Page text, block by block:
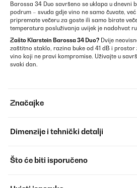
Barossa 34 Duo savršeno se uklapa u dnevni
podrum – svuda gdje vino ne samo čuvate,
pripremate večeru za goste ili samo birate
temperatura posluživanja uvijek je nadohvat
Zašto Klarstein Barossa 34 Duo? Dvije
zaštitno staklo, razina buke od 41 dB i prostor
vino koji ne pravi kompromise. Uživajte u
svaki dan.
Značajke
Dimenzije i tehnički detalji
Što će biti isporučeno